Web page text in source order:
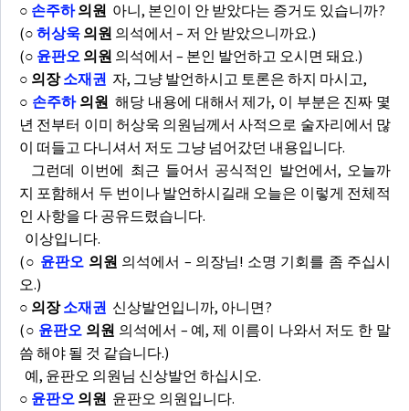
○ 손주하의원 아니, 본인이 안 받았다는 증거도 있습니까?
(○ 허상욱 의원 의석에서 – 저 안 받았으니까요.)
(○ 윤판오 의원 의석에서 – 본인 발언하고 오시면 돼요.)
○ 의장소재권 자, 그냥 발언하시고 토론은 하지 마시고,
○ 손주하의원 해당 내용에 대해서 제가, 이 부분은 진짜 몇
년 전부터 이미 허상욱 의원님께서 사적으로 술자리에서 많
이 떠들고 다니셔서 저도 그냥 넘어갔던 내용입니다.
그런데 이번에 최근 들어서 공식적인 발언에서, 오늘까
지 포함해서 두 번이나 발언하시길래 오늘은 이렇게 전체적
인 사항을 다 공유드렸습니다.
이상입니다.
(○ 윤판오 의원 의석에서 – 의장님! 소명 기회를 좀 주십시
오.)
○ 의장소재권 신상발언입니까, 아니면?
(○ 윤판오 의원 의석에서 – 예, 제 이름이 나와서 저도 한 말
씀 해야 될 것 같습니다.)
예, 윤판오 의원님 신상발언 하십시오.
○ 윤판오 의원 윤판오 의원입니다.